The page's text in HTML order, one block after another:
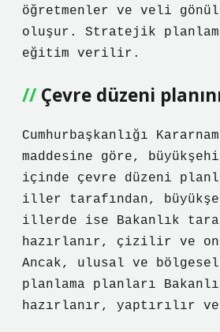
öğretmenler ve veli
oluşur. Stratejik
eğitim verilir.
Çevre düzeni
Cumhurbaşkanlığı
maddesine göre,
içinde çevre düzeni
iller tarafından,
illerde ise Bakanlık
hazırlanır, çizilir ve
Ancak, ulusal ve bölgesel
planlama planları
hazırlanır, yaptırılır